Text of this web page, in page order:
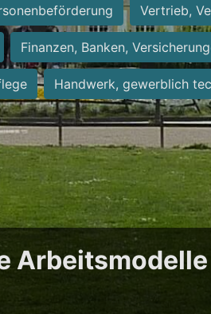
Vertrieb,
Finanzen, Banken,
Handwerk, gewerblich